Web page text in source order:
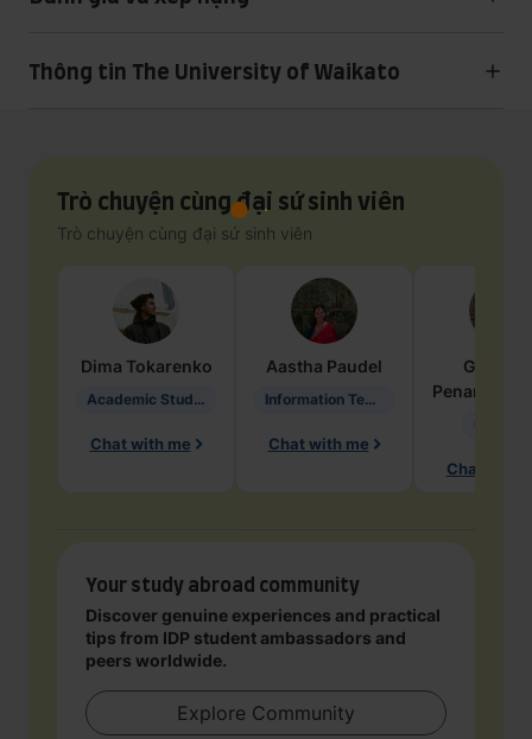
Thông tin The University of Waikato
Trò chuyện cùng đại sứ sinh viên
Trò chuyện cùng đại sứ sinh viên
Dima Tokarenko
Academic Studies in Education
Chat with me
Aastha Paudel
Information Technology
Chat with me
Penarete
Chat with
Your study abroad community
Discover genuine experiences and practical
tips from IDP student ambassadors and
peers worldwide.
Explore Community